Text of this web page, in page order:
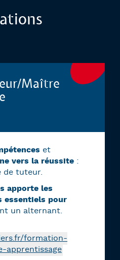
Maître
et
vers la réussite :
de tuteur.
apporte les
essentiels pour
un alternant.
formation-